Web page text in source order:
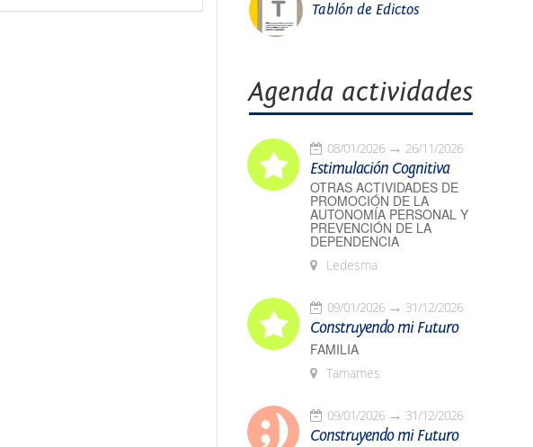
Tablón de Edictos
Agenda actividades
08/01/2026 26/11/2026
Estimulación Cognitiva
OTRAS ACTIVIDADES DE
PROMOCIÓN DE LA
AUTONOMÍA PERSONAL Y
PREVENCIÓN DE LA
DEPENDENCIA
Ledesma
09/01/2026 31/12/2026
Construyendo mi Futuro
FAMILIA
Tamames
09/01/2026 31/12/2026
Construyendo mi Futuro